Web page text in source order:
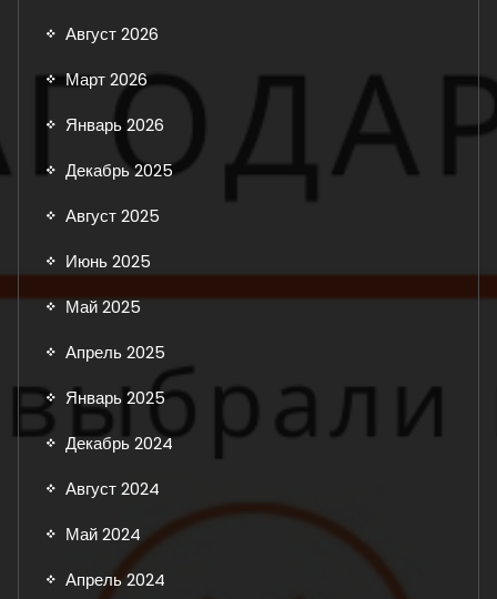
Август 2026
Март 2026
Январь 2026
Декабрь 2025
Август 2025
Июнь 2025
Май 2025
Апрель 2025
Январь 2025
Декабрь 2024
Август 2024
Май 2024
Апрель 2024